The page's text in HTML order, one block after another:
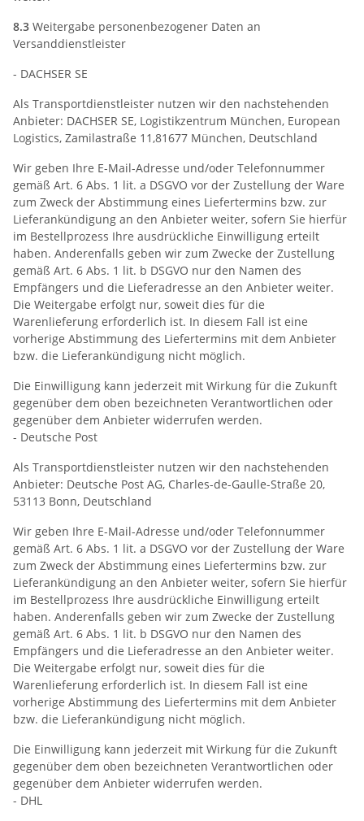
8.3 Weitergabe personenbezogener Daten an
Versanddienstleister
- DACHSER SE
Als Transportdienstleister nutzen wir den nachstehenden
Anbieter: DACHSER SE, Logistikzentrum München, European
Logistics, Zamilastraße 11,81677 München, Deutschland
Wir geben Ihre E-Mail-Adresse und/oder Telefonnummer
gemäß Art. 6 Abs. 1 lit. a DSGVO vor der Zustellung der Ware
zum Zweck der Abstimmung eines Liefertermins bzw. zur
Lieferankündigung an den Anbieter weiter, sofern Sie hierfür
im Bestellprozess Ihre ausdrückliche Einwilligung erteilt
haben. Anderenfalls geben wir zum Zwecke der Zustellung
gemäß Art. 6 Abs. 1 lit. b DSGVO nur den Namen des
Empfängers und die Lieferadresse an den Anbieter weiter.
Die Weitergabe erfolgt nur, soweit dies für die
Warenlieferung erforderlich ist. In diesem Fall ist eine
vorherige Abstimmung des Liefertermins mit dem Anbieter
bzw. die Lieferankündigung nicht möglich.
Die Einwilligung kann jederzeit mit Wirkung für die Zukunft
gegenüber dem oben bezeichneten Verantwortlichen oder
gegenüber dem Anbieter widerrufen werden.
- Deutsche Post
Als Transportdienstleister nutzen wir den nachstehenden
Anbieter: Deutsche Post AG, Charles-de-Gaulle-Straße 20,
53113 Bonn, Deutschland
Wir geben Ihre E-Mail-Adresse und/oder Telefonnummer
gemäß Art. 6 Abs. 1 lit. a DSGVO vor der Zustellung der Ware
zum Zweck der Abstimmung eines Liefertermins bzw. zur
Lieferankündigung an den Anbieter weiter, sofern Sie hierfür
im Bestellprozess Ihre ausdrückliche Einwilligung erteilt
haben. Anderenfalls geben wir zum Zwecke der Zustellung
gemäß Art. 6 Abs. 1 lit. b DSGVO nur den Namen des
Empfängers und die Lieferadresse an den Anbieter weiter.
Die Weitergabe erfolgt nur, soweit dies für die
Warenlieferung erforderlich ist. In diesem Fall ist eine
vorherige Abstimmung des Liefertermins mit dem Anbieter
bzw. die Lieferankündigung nicht möglich.
Die Einwilligung kann jederzeit mit Wirkung für die Zukunft
gegenüber dem oben bezeichneten Verantwortlichen oder
gegenüber dem Anbieter widerrufen werden.
- DHL